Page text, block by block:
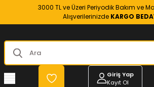
3000 TL ve Üzeri Periyodik Bakım ve
Alışverilerinizde KARGO
Giriş Yap
Kayıt Ol